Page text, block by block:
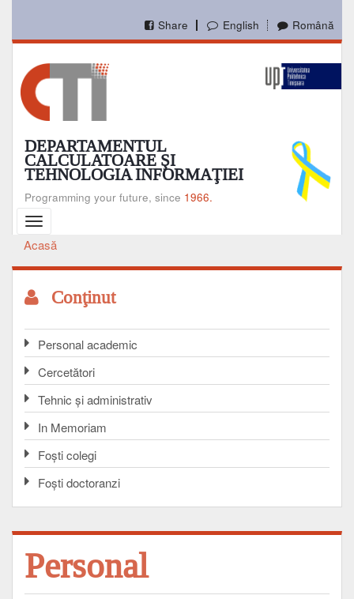
conţinutul
English Română
Share
DEPARTAMENTUL
CALCULATOARE ŞI
TEHNOLOGIA INFORMAŢIEI
Programming your future, since 1966.
Toggle
navigation
Breadcrumb
Acasă
Conţinut
Personal academic
Cercetători
Tehnic și administrativ
In Memoriam
Foşti colegi
Foşti doctoranzi
Personal